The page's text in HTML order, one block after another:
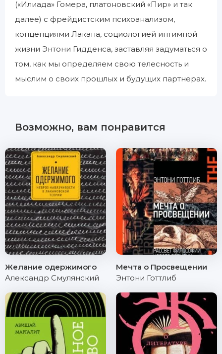
(«Илиада» Гомера, платоновский «Пир» и так
далее) с фрейдистским психоанализом,
концепциями Лакана, социологией интимной
жизни Энтони Гидденса, заставляя задуматься о
том, как мы определяем свою телесность и
мыслим о своих прошлых и будущих партнерах.
Возможно, вам понравится
Желание одержимого
Александр Смулянский
Мечта о Просвещении
Энтони Готтлиб